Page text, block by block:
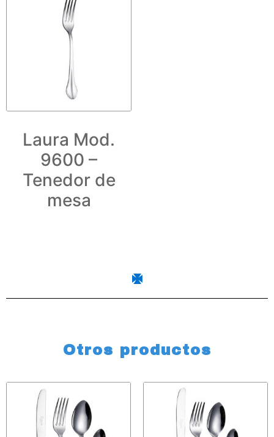
Laura Mod.
9600 –
Tenedor de
mesa
Otros productos